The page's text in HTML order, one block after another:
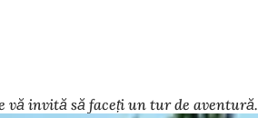
vă invită să faceți un tur de aventură.